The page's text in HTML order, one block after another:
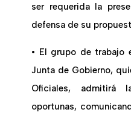
ser requerida la
defensa de su
• El grupo de trabajo
Junta de Gobierno,
Oficiales, admitirá
oportunas,